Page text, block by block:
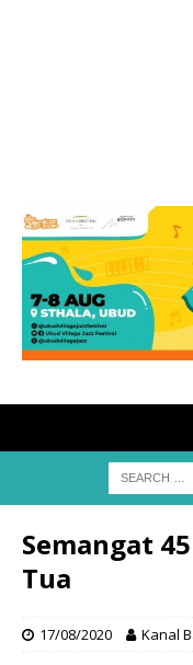
Semangat
Tua
17/08/2020 Kanal